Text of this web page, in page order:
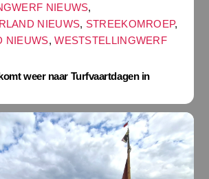
NIEUWS,
NIEUWS, STREEKOMROEP,
NIEUWS,WESTSTELLINGWERF
weer naar Turfvaartdagen in